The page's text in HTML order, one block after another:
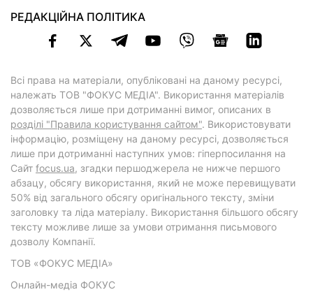
РЕДАКЦІЙНА ПОЛІТИКА
Всі права на матеріали, опубліковані на даному ресурсі,
належать ТОВ "ФОКУС МЕДІА". Використання матеріалів
дозволяється лише при дотриманні вимог, описаних в
розділі "Правила користування сайтом". Використовувати
інформацію, розміщену на даному ресурсі, дозволяється
лише при дотриманні наступних умов: гіперпосилання на
Cайт focus.ua, згадки першоджерела не нижче першого
абзацу, обсягу використання, який не може перевищувати
50% від загального обсягу оригінального тексту, зміни
заголовку та ліда матеріалу. Використання більшого обсягу
тексту можливе лише за умови отримання письмового
дозволу Компанії.
ТОВ «ФОКУС МЕДІА»
Онлайн-медіа ФОКУС